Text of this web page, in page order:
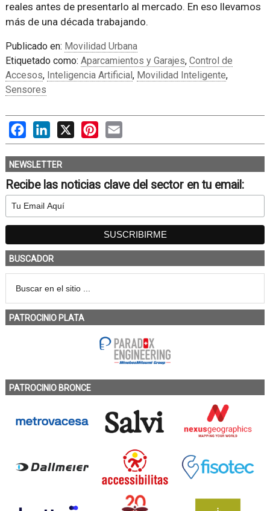
reales antes de presentarlo al mercado. En eso llevamos
más de una década trabajando.
Publicado en: Movilidad Urbana
Etiquetado como: Aparcamientos y Garajes, Control de
Accesos, Inteligencia Artificial, Movilidad Inteligente,
Sensores
FacebookLinkedIn
X PinterestEmail
NEWSLETTER
Recibe las noticias clave del sector en tu email:
BUSCADOR
PATROCINIO PLATA
PATROCINIO BRONCE